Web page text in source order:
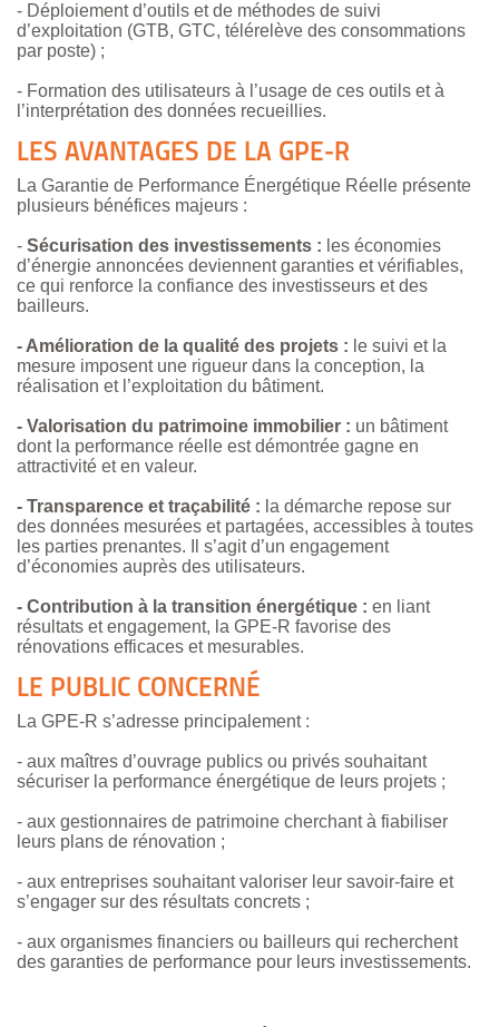
- Déploiement d’outils et de méthodes de suivi
d’exploitation (GTB, GTC, télérelève des consommations
par poste) ;
- Formation des utilisateurs à l’usage de ces outils et à
l’interprétation des données recueillies.
LES AVANTAGES DE LA GPE-R
La Garantie de Performance Énergétique Réelle présente
plusieurs bénéfices majeurs :
- Sécurisation des investissements : les économies
d’énergie annoncées deviennent garanties et vérifiables,
ce qui renforce la confiance des investisseurs et des
bailleurs.
- Amélioration de la qualité des projets : le suivi et la
mesure imposent une rigueur dans la conception, la
réalisation et l’exploitation du bâtiment.
- Valorisation du patrimoine immobilier : un bâtiment
dont la performance réelle est démontrée gagne en
attractivité et en valeur.
- Transparence et traçabilité : la démarche repose sur
des données mesurées et partagées, accessibles à toutes
les parties prenantes. Il s’agit d’un engagement
d’économies auprès des utilisateurs.
- Contribution à la transition énergétique : en liant
résultats et engagement, la GPE-R favorise des
rénovations efficaces et mesurables.
LE PUBLIC CONCERNÉ
La GPE-R s’adresse principalement :
- aux maîtres d’ouvrage publics ou privés souhaitant
sécuriser la performance énergétique de leurs projets ;
- aux gestionnaires de patrimoine cherchant à fiabiliser
leurs plans de rénovation ;
- aux entreprises souhaitant valoriser leur savoir-faire et
s’engager sur des résultats concrets ;
- aux organismes financiers ou bailleurs qui recherchent
des garanties de performance pour leurs investissements.